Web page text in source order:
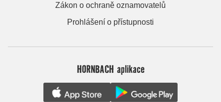
Zákon o ochraně oznamovatelů
Prohlášení o přístupnosti
HORNBACH aplikace